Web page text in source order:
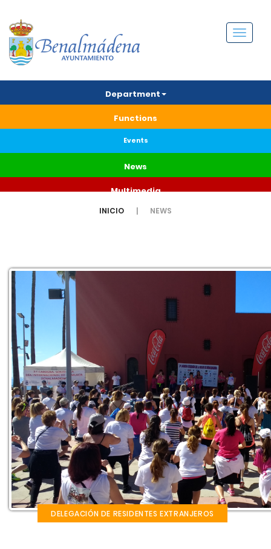
Menú
Department
Functions
Events
News
Multimedia
INICIO NEWS
DELEGACIÓN DE RESIDENTES EXTRANJEROS